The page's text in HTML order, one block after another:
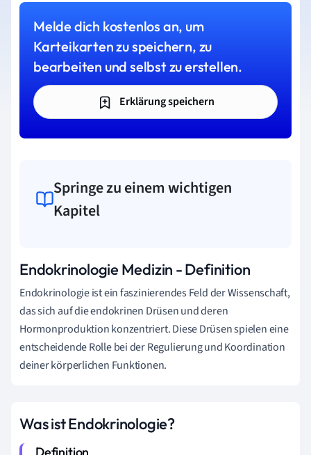
Melde dich kostenlos an, um
Karteikarten zu speichern, zu
bearbeiten und selbst zu erstellen.
Erklärung speichern
Springe zu einem wichtigen
Kapitel
Endokrinologie Medizin - Definition
Endokrinologie ist ein faszinierendes Feld der Wissenschaft,
das sich auf die endokrinen Drüsen und deren
Hormonproduktion konzentriert. Diese Drüsen spielen eine
entscheidende Rolle bei der Regulierung und Koordination
deiner körperlichen Funktionen.
Was ist Endokrinologie?